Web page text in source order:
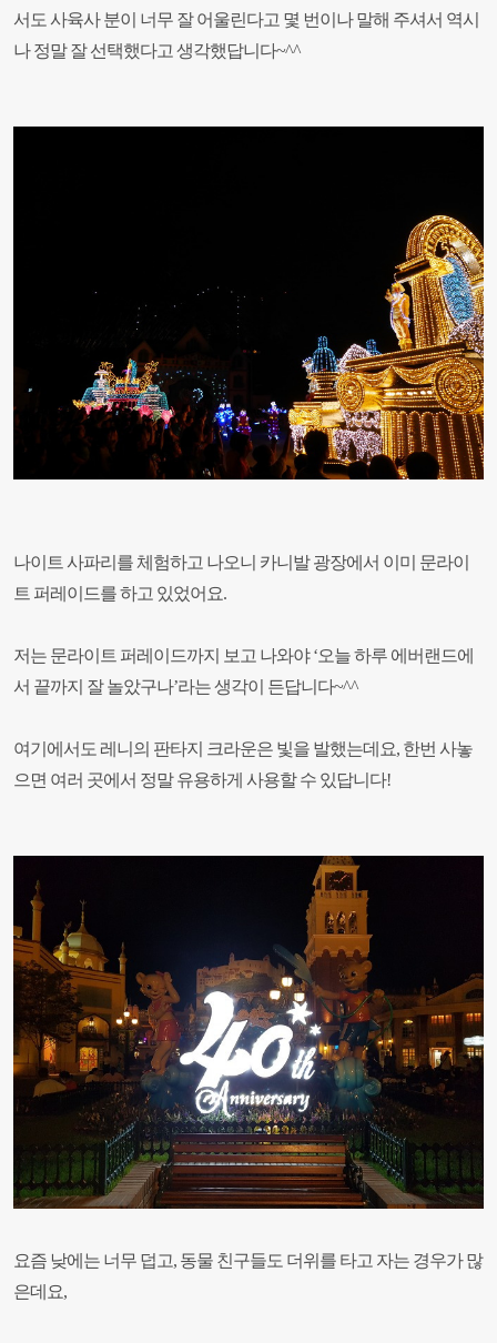
서도 사육사 분이 너무 잘 어울린다고 몇 번이나 말해 주셔서 역시
나 정말 잘 선택했다고 생각했답니다~^^
나이트 사파리를 체험하고 나오니 카니발 광장에서 이미 문라이
트 퍼레이드를 하고 있었어요.
저는 문라이트 퍼레이드까지 보고 나와야 ‘오늘 하루 에버랜드에
서 끝까지 잘 놀았구나’라는 생각이 든답니다~^^
여기에서도 레니의 판타지 크라운은 빛을 발했는데요, 한번 사놓
으면 여러 곳에서 정말 유용하게 사용할 수 있답니다!
요즘 낮에는 너무 덥고, 동물 친구들도 더위를 타고 자는 경우가 많
은데요,